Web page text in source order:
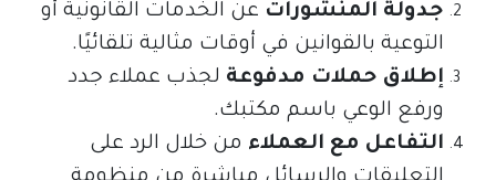
جدولة المنشورات عن الخدمات القانونية أو
التوعية بالقوانين في أوقات مثالية تلقائيًا.
إطلاق حملات مدفوعة لجذب عملاء جدد
ورفع الوعي باسم مكتبك.
التفاعل مع العملاء من خلال الرد على